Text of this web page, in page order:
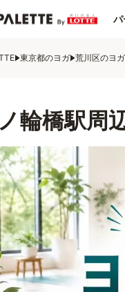
パ
東京都のヨガ 荒川区のヨガ
輪橋駅周